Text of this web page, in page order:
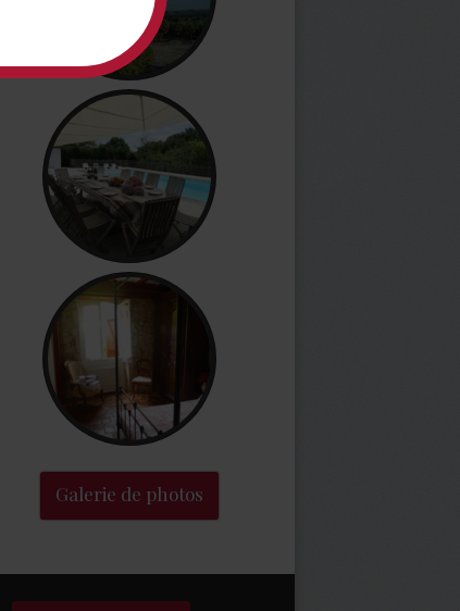
Galerie de photos